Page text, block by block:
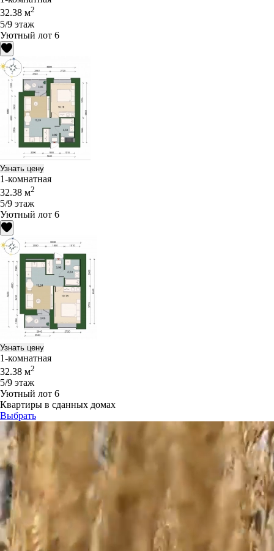
32.38 м2
5/9 этаж
Уютный лот 6
Узнать цену
1-комнатная
32.38 м2
5/9 этаж
Уютный лот 6
Узнать цену
1-комнатная
32.38 м2
5/9 этаж
Уютный лот 6
Квартиры в сданных домах
Выбрать